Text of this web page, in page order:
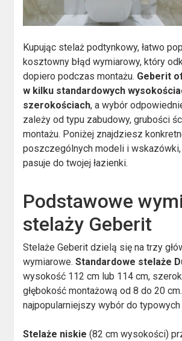
Kupując stelaż podtynkowy, łatwo
kosztowny błąd wymiarowy, który
dopiero podczas montażu. Geberit
w kilku standardowych
szerokościach, a wybór
zależy od typu zabudowy, grubości
montażu. Poniżej znajdziesz
poszczególnych modeli i
pasuje do twojej łazienki.
Podstawowe
stelaży Geberit
Stelaże Geberit dzielą się na trzy
wymiarowe.Standardowe stelaże
wysokość 112 cm lub 114 cm,
głębokość montażową od 8 do 20
najpopularniejszy wybór do typowych
Stelaże niskie (82 cm wysokości)